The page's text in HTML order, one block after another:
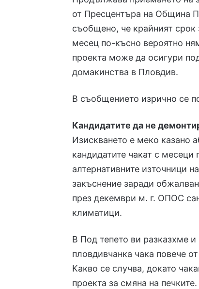
от Пресцентъра на Община
съобщено, че крайният срок
месец по-късно вероятно
проекта може да осигури
домакинства в Пловдив.
В съобщението изрично се
Кандидатите да не
Изискването е меко казано
кандидатите чакат с
алтернативните източници
закъснение заради
през декември м. г. ОПОС
климатици.
В Под тепето ви разказхме и
пловдивчанка чака повече
Какво се случва, докато
проекта за смяна на печките.